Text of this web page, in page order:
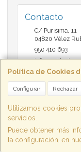
Política de Cookies
Configurar Rechazar
Utilizamos cookies
servicios.
Puede obtener más
la configuración, en
Contacto
C/ Purisima, 11
04820 Vélez
950 410 693
Horario
9:30 a 14:00 y de
, , , ,